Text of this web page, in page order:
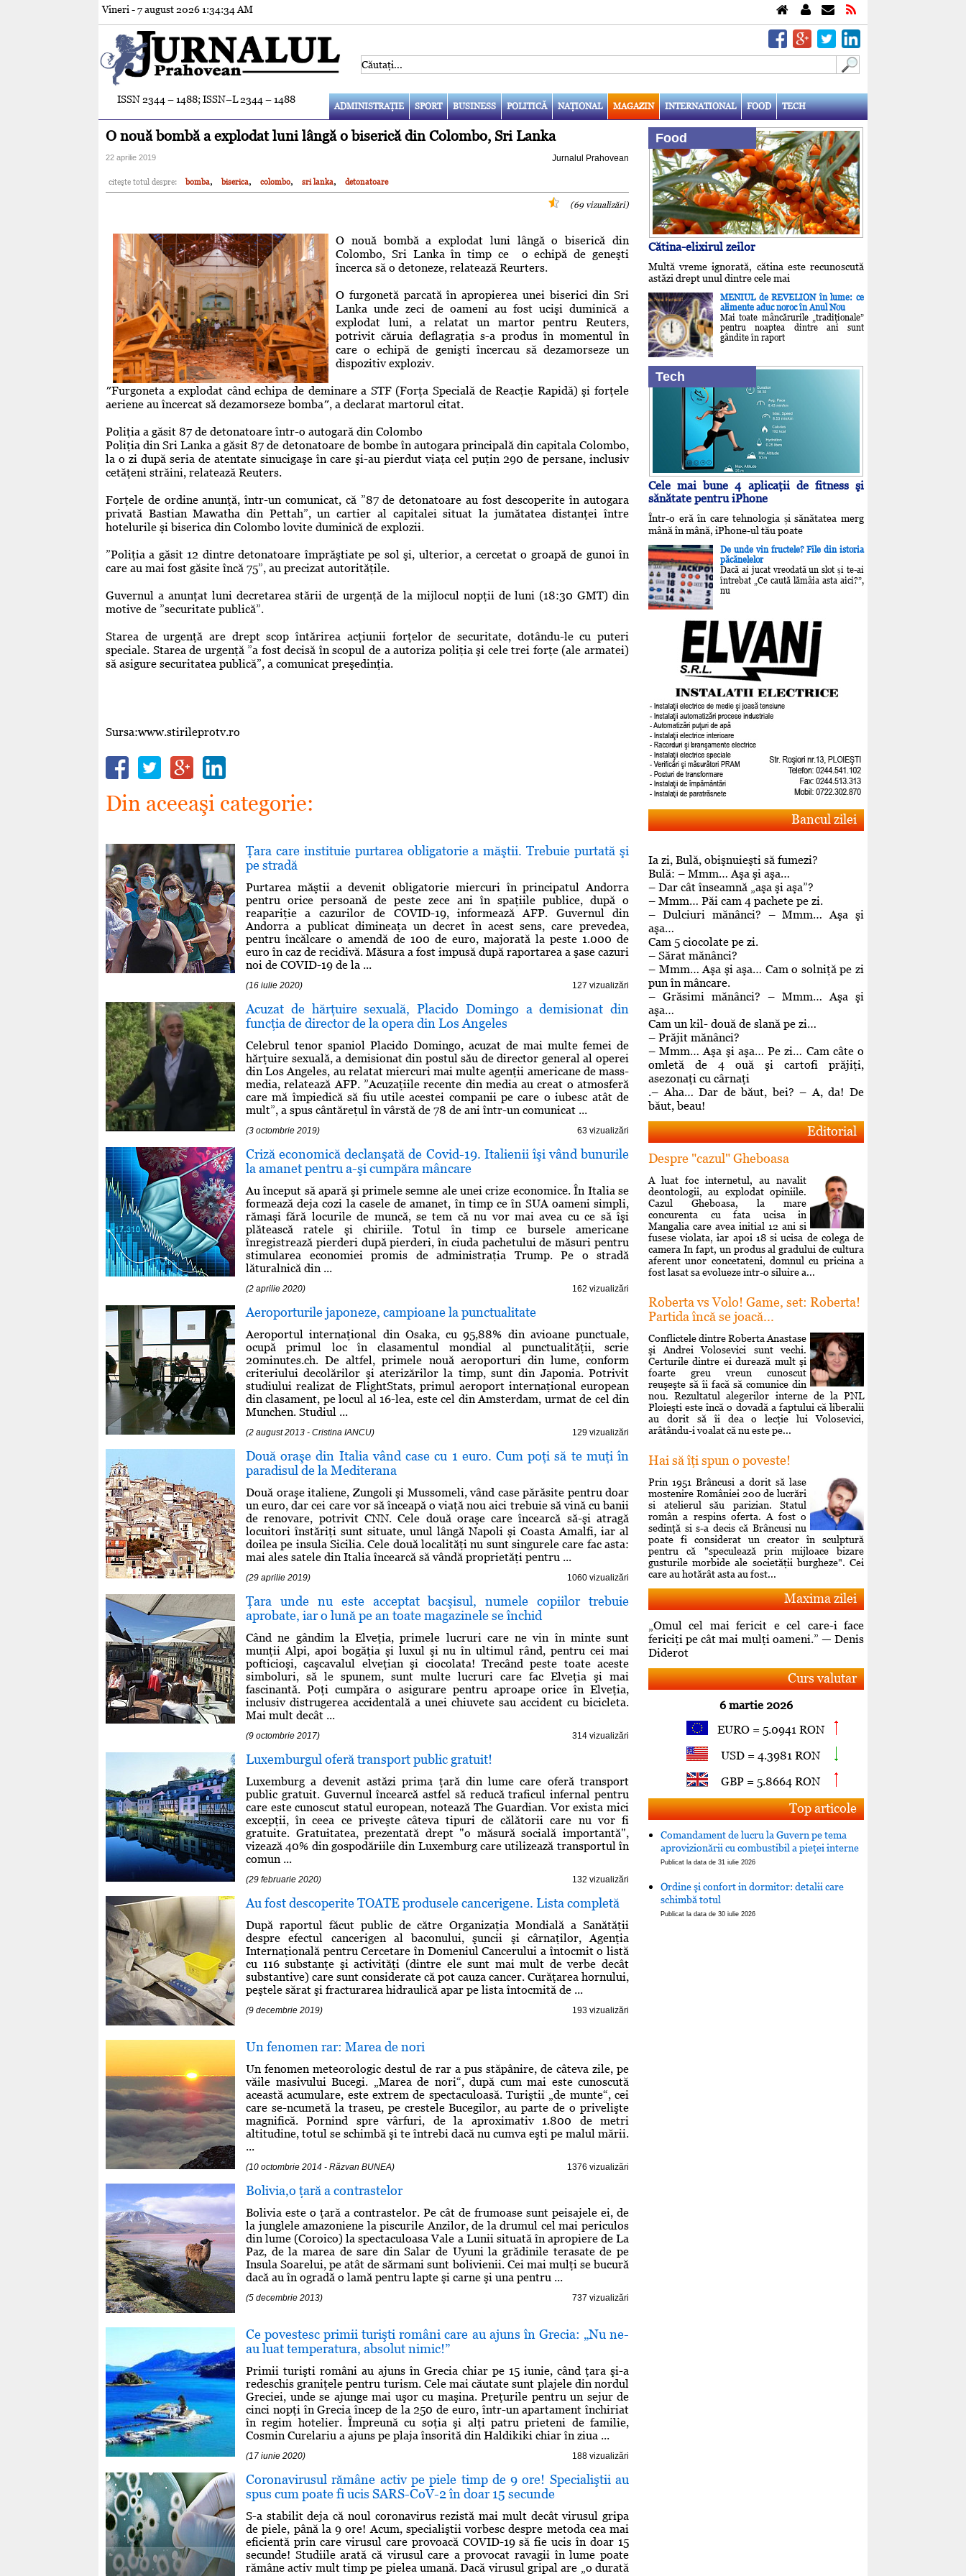
Vineri - 7 august 20261:34:36 AM
ISSN 2344 – 1488; ISSN–L 2344 – 1488
ADMINISTRAŢIE SPORT BUSINESS POLITICĂ NAŢIONAL MAGAZIN INTERNATIONAL FOOD TECH
O nouă bombă a explodat luni lângă o biserică din Colombo, Sri Lanka
22 aprilie 2019 Jurnalul Prahovean
citeşte totul despre: bomba, biserica, colombo, sri lanka, detonatoare
(69 vizualizări)
O nouă bombă a explodat luni lângă o biserică din
Colombo, Sri Lanka în timp ce o echipă de geneşti
încerca să o detoneze, relatează Reurters.
O furgonetă parcată în apropierea unei biserici din Sri
Lanka unde zeci de oameni au fost ucişi duminică a
explodat luni, a relatat un martor pentru Reuters,
potrivit căruia deflagraţia s-a produs în momentul în
care o echipă de genişti încercau să dezamorseze un
dispozitiv exploziv.
″Furgoneta a explodat când echipa de deminare a STF (Forţa Specială de Reacţie Rapidă) şi forţele
aeriene au încercat să dezamorseze bomba″⁣, a declarat martorul citat.
Poliţia a găsit 87 de detonatoare într-o autogară din Colombo
Poliţia din Sri Lanka a găsit 87 de detonatoare de bombe în autogara principală din capitala Colombo,
la o zi după seria de atentate sinucigaşe în care şi-au pierdut viaţa cel puţin 290 de persane, inclusiv
cetăţeni străini, relatează Reuters.
Forţele de ordine anunţă, într-un comunicat, că ”87 de detonatoare au fost descoperite în autogara
privată Bastian Mawatha din Pettah”, un cartier al capitalei situat la jumătatea distanţei între
hotelurile şi biserica din Colombo lovite duminică de explozii.
”Poliţia a găsit 12 dintre detonatoare împrăştiate pe sol şi, ulterior, a cercetat o groapă de gunoi în
care au mai fost găsite încă 75”, au precizat autorităţile.
Guvernul a anunţat luni decretarea stării de urgenţă de la mijlocul nopţii de luni (18:30 GMT) din
motive de ”securitate publică”.
Starea de urgenţă are drept scop întărirea acţiunii forţelor de securitate, dotându-le cu puteri
speciale. Starea de urgenţă ”a fost decisă în scopul de a autoriza poliţia şi cele trei forţe (ale armatei)
să asigure securitatea publică”, a comunicat preşedinţia.
Sursa:www.stirileprotv.ro
Din aceeaşi categorie:
Ţara care instituie purtarea obligatorie a măştii. Trebuie purtată şi
pe stradă
Purtarea măştii a devenit obligatorie miercuri în principatul Andorra
pentru orice persoană de peste zece ani în spaţiile publice, după o
reapariţie a cazurilor de COVID-19, informează AFP. Guvernul din
Andorra a publicat dimineaţa un decret în acest sens, care prevedea,
pentru încălcare o amendă de 100 de euro, majorată la peste 1.000 de
euro în caz de recidivă. Măsura a fost impusă după raportarea a şase cazuri
noi de COVID-19 de la ...
(16 iulie 2020) 127 vizualizări
Acuzat de hărţuire sexuală, Placido Domingo a demisionat din
funcţia de director de la opera din Los Angeles
Celebrul tenor spaniol Placido Domingo, acuzat de mai multe femei de
hărţuire sexuală, a demisionat din postul său de director general al operei
din Los Angeles, au relatat miercuri mai multe agenţii americane de mass-
media, relatează AFP. ”Acuzaţiile recente din media au creat o atmosferă
care mă împiedică să fiu utile acestei companii pe care o iubesc atât de
mult”, a spus cântăreţul în vârstă de 78 de ani într-un comunicat ...
(3 octombrie 2019) 63 vizualizări
Criză economică declanşată de Covid-19. Italienii îşi vând bunurile
la amanet pentru a-şi cumpăra mâncare
Au început să apară şi primele semne ale unei crize economice. În Italia se
formează deja cozi la casele de amanet, în timp ce în SUA oameni simpli,
rămaşi fără locurile de muncă, se tem că nu vor mai avea cu ce să îşi
plătească ratele şi chiriile. Totul în timp ce bursele americane
înregistrează pierderi după pierderi, în ciuda pachetului de măsuri pentru
stimularea economiei promis de administraţia Trump. Pe o stradă
lăturalnică din ...
(2 aprilie 2020) 162 vizualizări
Aeroporturile japoneze, campioane la punctualitate
Aeroportul internaţional din Osaka, cu 95,88% din avioane punctuale,
ocupă primul loc în clasamentul mondial al punctualităţii, scrie
20minutes.ch. De altfel, primele nouă aeroporturi din lume, conform
criteriului decolărilor şi aterizărilor la timp, sunt din Japonia. Potrivit
studiului realizat de FlightStats, primul aeroport internaţional european
din clasament, pe locul al 16-lea, este cel din Amsterdam, urmat de cel din
Munchen. Studiul ...
(2 august 2013 - Cristina IANCU) 129 vizualizări
Două oraşe din Italia vând case cu 1 euro. Cum poţi să te muţi în
paradisul de la Mediterana
Două oraşe italiene, Zungoli şi Mussomeli, vând case părăsite pentru doar
un euro, dar cei care vor să înceapă o viaţă nou aici trebuie să vină cu banii
de renovare, potrivit CNN. Cele două oraşe care încearcă să-şi atragă
locuitori înstăriţi sunt situate, unul lângă Napoli şi Coasta Amalfi, iar al
doilea pe insula Sicilia. Cele două localităţi nu sunt singurele care fac asta:
mai ales satele din Italia încearcă să vândă proprietăţi pentru ...
(29 aprilie 2019) 1060 vizualizări
Ţara unde nu este acceptat bacşisul, numele copiilor trebuie
aprobate, iar o lună pe an toate magazinele se închid
Când ne gândim la Elveţia, primele lucruri care ne vin în minte sunt
munţii Alpi, apoi bogăţia şi luxul şi nu în ultimul rând, pentru cei mai
pofticioşi, caşcavalul elveţian şi ciocolata! Trecând peste toate aceste
simboluri, să le spunem, sunt multe lucruri care fac Elveţia şi mai
fascinantă. Poţi cumpăra o asigurare pentru aproape orice în Elveţia,
inclusiv distrugerea accidentală a unei chiuvete sau accident cu bicicleta.
Mai mult decât ...
(9 octombrie 2017) 314 vizualizări
Luxemburgul oferă transport public gratuit!
Luxemburg a devenit astăzi prima ţară din lume care oferă transport
public gratuit. Guvernul încearcă astfel să reducă traficul infernal pentru
care este cunoscut statul european, notează The Guardian. Vor exista mici
excepţii, în ceea ce priveşte câteva tipuri de călătorii care nu vor fi
gratuite. Gratuitatea, prezentată drept "o măsură socială importantă",
vizează 40% din gospodăriile din Luxemburg care utilizează transportul în
comun ...
(29 februarie 2020) 132 vizualizări
Au fost descoperite TOATE produsele cancerigene. Lista completă
După raportul făcut public de către Organizaţia Mondială a Sanătăţii
despre efectul cancerigen al baconului, şuncii şi cârnaţilor, Agenţia
Internaţională pentru Cercetare în Domeniul Cancerului a întocmit o listă
cu 116 substanţe şi activităţi (dintre ele sunt mai mult de verbe decât
substantive) care sunt considerate că pot cauza cancer. Curăţarea hornului,
peştele sărat şi fracturarea hidraulică apar pe lista întocmită de ...
(9 decembrie 2019) 193 vizualizări
Un fenomen rar: Marea de nori
Un fenomen meteorologic destul de rar a pus stăpânire, de câteva zile, pe
văile masivului Bucegi. „Marea de nori“, după cum mai este cunoscută
această acumulare, este extrem de spectaculoasă. Turiştii „de munte“, cei
care se-ncumetă la traseu, pe crestele Bucegilor, au parte de o privelişte
magnifică. Pornind spre vârfuri, de la aproximativ 1.800 de metri
altitudine, totul se schimbă şi te întrebi dacă nu cumva eşti pe malul mării.
...
(10 octombrie 2014 - Răzvan BUNEA) 1376 vizualizări
Bolivia,o ţară a contrastelor
Bolivia este o ţară a contrastelor. Pe cât de frumoase sunt peisajele ei, de
la junglele amazoniene la piscurile Anzilor, de la drumul cel mai periculos
din lume (Coroico) la spectaculoasa Vale a Lunii situată în apropiere de La
Paz, de la marea de sare din Salar de Uyuni la grădinile terasate de pe
Insula Soarelui, pe atât de sărmani sunt bolivienii. Cei mai mulţi se bucură
dacă au în ogradă o lamă pentru lapte şi carne şi una pentru ...
(5 decembrie 2013) 737 vizualizări
Ce povestesc primii turişti români care au ajuns în Grecia: „Nu ne-
au luat temperatura, absolut nimic!”
Primii turişti români au ajuns în Grecia chiar pe 15 iunie, când ţara şi-a
redeschis graniţele pentru turism. Cele mai căutate sunt plajele din nordul
Greciei, unde se ajunge mai uşor cu maşina. Preţurile pentru un sejur de
cinci nopţi în Grecia încep de la 250 de euro, într-un apartament închiriat
în regim hotelier. Împreună cu soţia şi alţi patru prieteni de familie,
Cosmin Curelariu a ajuns pe plaja însorită din Haldikiki chiar în ziua ...
(17 iunie 2020) 188 vizualizări
Coronavirusul rămâne activ pe piele timp de 9 ore! Specialiştii au
spus cum poate fi ucis SARS-CoV-2 în doar 15 secunde
S-a stabilit deja că noul coronavirus rezistă mai mult decât virusul gripa
de piele, până la 9 ore! Acum, specialiştii vorbesc despre metoda cea mai
eficientă prin care virusul care provoacă COVID-19 să fie ucis în doar 15
secunde! Studiile arată că virusul care a provocat ravagii în lume poate
rămâne activ mult timp pe pielea umană. Dacă virusul gripal are „o durată
Food
Cătina-elixirul zeilor
Multă vreme ignorată, cătina este recunoscută
astăzi drept unul dintre cele mai
MENIUL de REVELION în lume: ce
alimente aduc noroc în Anul Nou
Mai toate mâncărurile „tradiţionale”
pentru noaptea dintre ani sunt
gândite în raport
Tech
Cele mai bune 4 aplicaţii de fitness şi
sănătate pentru iPhone
Într-o eră în care tehnologia și sănătatea merg
mână în mână, iPhone-ul tău poate
De unde vin fructele? File din istoria
păcănelelor
Dacă ai jucat vreodată un slot și te-ai
întrebat „Ce caută lămâia asta aici?”,
nu
Bancul zilei
Ia zi, Bulă, obişnuieşti să fumezi?
Bulă: – Mmm… Aşa şi aşa…
– Dar cât înseamnă „aşa şi aşa”?
– Mmm… Păi cam 4 pachete pe zi.
– Dulciuri mănânci? – Mmm… Aşa şi
aşa…
Cam 5 ciocolate pe zi.
– Sărat mănânci?
– Mmm… Aşa şi aşa… Cam o solniţă pe zi
pun în mâncare.
– Grăsimi mănânci? – Mmm… Aşa şi
aşa…
Cam un kil- două de slană pe zi…
– Prăjit mănânci?
– Mmm… Aşa şi aşa… Pe zi… Cam câte o
omletă de 4 ouă şi cartofi prăjiţi,
asezonaţi cu cârnaţi
.– Aha… Dar de băut, bei? – A, da! De
băut, beau!
Editorial
Despre "cazul" Gheboasa
A luat foc internetul, au navalit
deontologii, au explodat opiniile.
Cazul Gheboasa, la mare
concurenta cu fata ucisa in
Mangalia care avea initial 12 ani si
fusese violata, iar apoi 18 si ucisa de colega de
camera In fapt, un produs al gradului de cultura
aferent unor concetateni, domnul cu pricina a
fost lasat sa evolueze intr-o siluire a...
Roberta vs Volo! Game, set: Roberta!
Partida încă se joacă...
Conflictele dintre Roberta Anastase
şi Andrei Volosevici sunt vechi.
Certurile dintre ei durează mult şi
foarte greu vreun cunoscut
reuşeşte să îi facă să comunice din
nou. Rezultatul alegerilor interne de la PNL
Ploieşti este încă o dovadă a faptului că liberalii
au dorit să îi dea o lecţie lui Volosevici,
arâtându-i voalat că nu este pe...
Hai să îţi spun o poveste!
Prin 1951 Brâncusi a dorit să lase
mostenire României 200 de lucrări
si atelierul său parizian. Statul
român a respins oferta. A fost o
sedinţă si s-a decis că Brâncusi nu
poate fi considerat un creator în sculptură
pentru că "speculează prin mijloace bizare
gusturile morbide ale societăţii burgheze". Cei
care au hotărât asta au fost...
Maxima zilei
„Omul cel mai fericit e cel care-i face
fericiţi pe cât mai mulţi oameni.” — Denis
Diderot
Curs valutar
6 martie 2026
EURO = 5.0941 RON
USD = 4.3981 RON
GBP = 5.8664 RON
Top articole
Comandament de lucru la Guvern pe tema
aprovizionării cu combustibil a pieţei interne
Publicat la data de 31 iulie 2026
Ordine şi confort in dormitor: detalii care
schimbă totul
Publicat la data de 30 iulie 2026